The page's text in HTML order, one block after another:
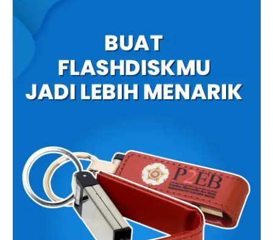
perusahaan anda di Gifterindo.
distributor aneka gift promosi. Drinkware ini bisa disablon, laser
grafir hingga print flatbed untuk sematkan logo anda. Drinkware
sangat cocok untuk membantu dalam membuat sebuah laporan
di perusahaan anda. Dapatkan juga harga souvenir perusahaan
promo lainnya dengan harga yang terjangkau seperti pen
souvenir, flashdisk, powerbank, aneka
tumbler plastik custom